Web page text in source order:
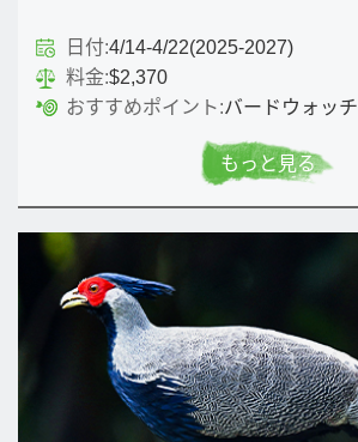
日付:4/14-4/22(2025-2027)
料金:$2,370
おすすめポイント:バードウォッ
もっと見る